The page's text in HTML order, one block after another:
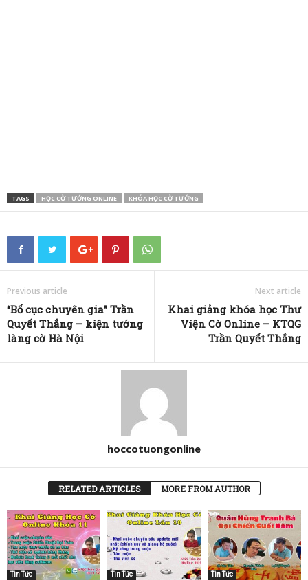
TAGS HỌC CỜ TƯỚNG ONLINE KHÓA HỌC CỜ TƯỚNG
Previous article
“Bố cục chuyên gia” Trần
Quyết Thắng – kiện tướng
làng cờ Hà Nội
Next article
Khai giảng khóa học Thư
Viện Cờ Online – KTQG
Trần Quyết Thắng
hoccotuongonline
RELATED ARTICLES MORE FROM AUTHOR
Tin Tức Tin Tức Tin Tức